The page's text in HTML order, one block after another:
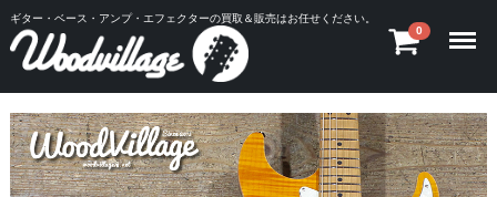
ギター・ベース・アンプ・エフェクターの買取＆販売はお任せください。
0